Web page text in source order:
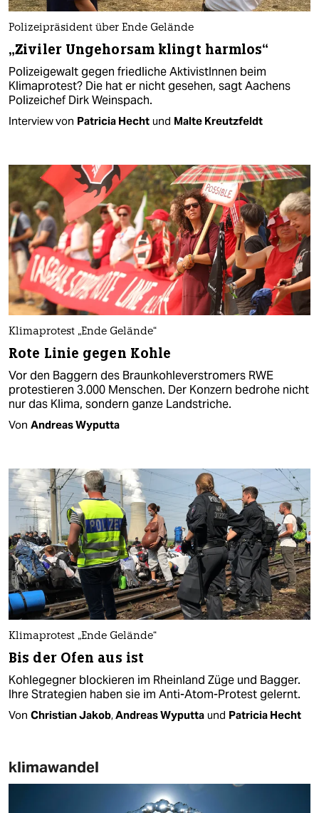
Polizeipräsident über Ende Gelände
„Ziviler Ungehorsam klingt harmlos“
Polizeigewalt gegen friedliche AktivistInnen beim
Klimaprotest? Die hat er nicht gesehen, sagt Aachens
Polizeichef Dirk Weinspach.
Interview von Patricia Hecht und Malte Kreutzfeldt
Klimaprotest „Ende Gelände“
Rote Linie gegen Kohle
Vor den Baggern des Braunkohleverstromers RWE
protestieren 3.000 Menschen. Der Konzern bedrohe nicht
nur das Klima, sondern ganze Landstriche.
Von Andreas Wyputta
Klimaprotest „Ende Gelände“
Bis der Ofen aus ist
Kohlegegner blockieren im Rheinland Züge und Bagger.
Ihre Strategien haben sie im Anti-Atom-Protest gelernt.
Von Christian Jakob,Andreas Wyputta und Patricia Hecht
klimawandel